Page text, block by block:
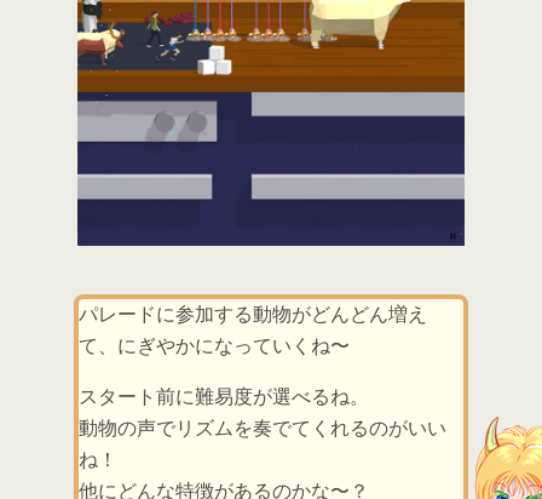
パレードに参加する動物がどんどん増え
て、にぎやかになっていくね〜
スタート前に難易度が選べるね。
動物の声でリズムを奏でてくれるのがいい
ね！
他にどんな特徴があるのかな〜？